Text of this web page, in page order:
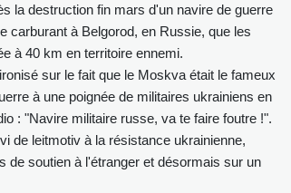
la destruction fin mars d'un navire de guerre
carburant à Belgorod, en Russie, que les
à 40 km en territoire ennemi.
sur le fait que le Moskva était le fameux
à une poignée de militaires ukrainiens en
: "Navire militaire russe, va te faire foutre !".
de leitmotiv à la résistance ukrainienne,
de soutien à l'étranger et désormais sur un